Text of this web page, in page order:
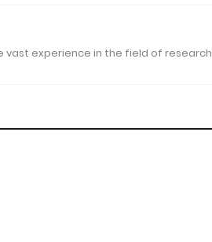
vast experience in the field of research